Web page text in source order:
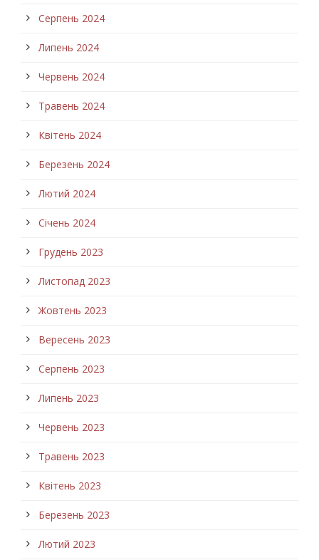
Серпень 2024
Липень 2024
Червень 2024
Травень 2024
Квітень 2024
Березень 2024
Лютий 2024
Січень 2024
Грудень 2023
Листопад 2023
Жовтень 2023
Вересень 2023
Серпень 2023
Липень 2023
Червень 2023
Травень 2023
Квітень 2023
Березень 2023
Лютий 2023